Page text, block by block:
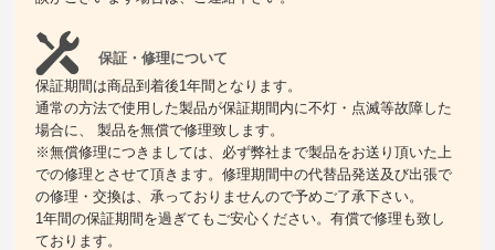
保証・修理について
保証期間は商品到着後1年間となります。
通常の方法で使用した製品が保証期間内に不灯・点滅等故障した
場合に、 製品を無償で修理致します。
※無償修理につきましては、必ず弊社まで製品をお送り頂いた上
での修理とさせて頂きます。修理期間中の代替品発送及び出張で
の修理・交換は、承っておりませんので予めご了承下さい。
1年間の保証期間を過ぎてもご安心ください。有償で修理も致し
ております。